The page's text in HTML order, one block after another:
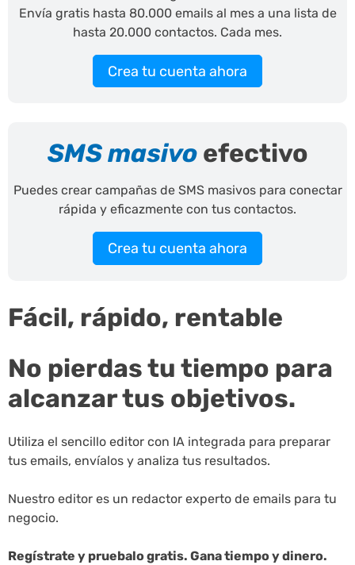
Envía gratis hasta 80.000 emails al mes a una lista de
hasta 20.000 contactos. Cada mes.
Crea tu cuenta ahora
SMS masivoefectivo
Puedes crear campañas de SMS masivos para conectar
rápida y eficazmente con tus contactos.
Crea tu cuenta ahora
Fácil, rápido, rentable
No pierdas tu tiempo para
alcanzar tus objetivos.
Utiliza el sencillo editor con IA integrada para preparar
tus emails, envíalos y analiza tus resultados.
Nuestro editor es un redactor experto de emails para tu
negocio.
Regístrate y pruebalo gratis. Gana tiempo y dinero.